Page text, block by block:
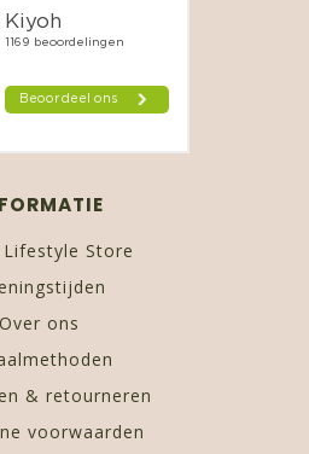
Lifestyle Store
Over ons
& retourneren
voorwaarden